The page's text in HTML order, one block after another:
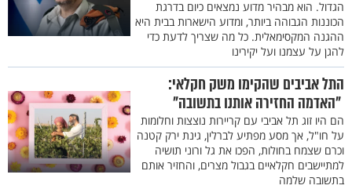
הגדול. הוא מבהיר מדוע נמצאים כיום בדרגת
הכוננות הגבוהה ביותר, ומדוע הישארות בבית היא
ההגנה המקסימאלית. כל מה שצריך לדעת כדי
להגן על עצמנו ועל יקירינו
התל אביבים שהקימו משק חקלאי:
"האדמה החזירה אותנו בתשובה"
הם היו זוג תל אביבי עם קריירות נוצצות וחלומות
על חו"ל, אך מסע מפתיע לברלין, גינת ירק קטנה
וכרם שצמח בחולות, הפכו את גל ורוני תושיה
למתיישבים חקלאיים בגבול מצרים, והחזיר אותם
בתשובה שלמה